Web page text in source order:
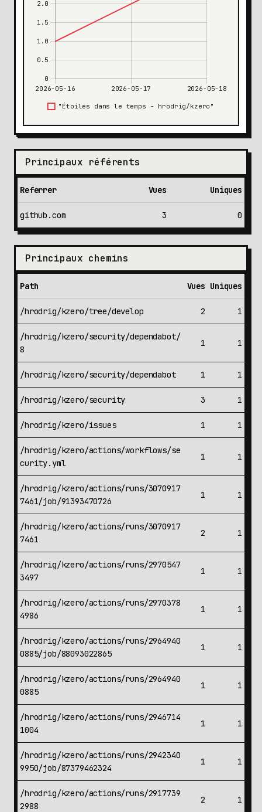
Principaux référents
Referrer Vues Uniques
github.com 3 0
Principaux chemins
Path Vues Uniques
/hrodrig/kzero/tree/develop 2 1
/hrodrig/kzero/security/dependabot/
8
1 1
/hrodrig/kzero/security/dependabot 1 1
/hrodrig/kzero/security 3 1
/hrodrig/kzero/issues 1 1
/hrodrig/kzero/actions/workflows/se
curity.yml
1 1
/hrodrig/kzero/actions/runs/3070917
7461/job/91393470726
1 1
/hrodrig/kzero/actions/runs/3070917
7461
2 1
/hrodrig/kzero/actions/runs/2970547
3497
1 1
/hrodrig/kzero/actions/runs/2970378
4986
1 1
/hrodrig/kzero/actions/runs/2964940
0885/job/88093022865
1 1
/hrodrig/kzero/actions/runs/2964940
0885
1 1
/hrodrig/kzero/actions/runs/2946714
1004
1 1
/hrodrig/kzero/actions/runs/2942340
9950/job/87379462324
1 1
/hrodrig/kzero/actions/runs/2917739
2988
2 1